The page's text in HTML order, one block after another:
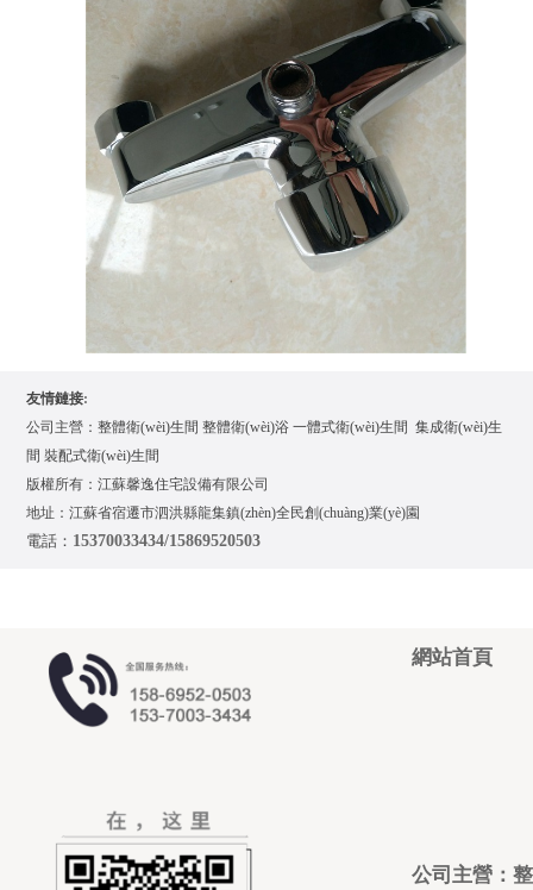
友情鏈接:
公司主營：整體衛(wèi)生間 整體衛(wèi)浴 一體式衛(wèi)生間
集成衛(wèi)生
間 裝配式衛(wèi)生間
版權所有：江蘇馨逸住宅設備有限公司
地址：江蘇省宿遷市泗洪縣龍集鎮(zhèn)全民創(chuàng)業(yè)園
電話： 15370033434/15869520503
網站首頁
公司主營：